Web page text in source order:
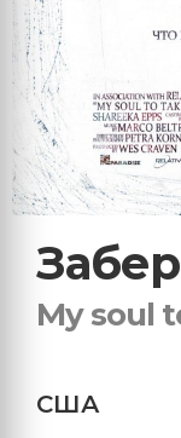
My soul
США